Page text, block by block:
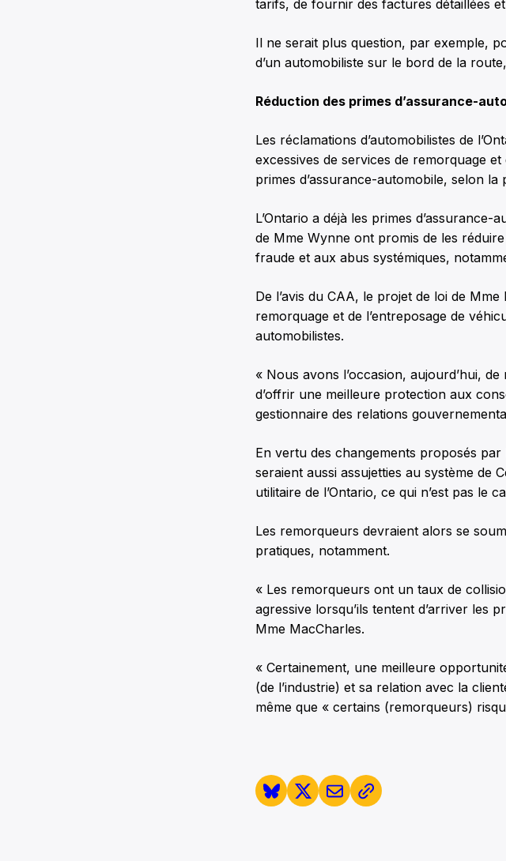
tarifs, de fournir des factures détaillées
Il ne serait plus question, par exemple,
d’un automobiliste sur le bord de la
Réduction des primes d’assurance-
Les réclamations d’automobilistes de
excessives de services de remorquage
primes d’assurance-automobile, selon la
L’Ontario a déjà les primes
de Mme Wynne ont promis de les réduire
fraude et aux abus systémiques,
De l’avis du CAA, le projet de loi de
remorquage et de l’entreposage de
automobilistes.
« Nous avons l’occasion, aujourd’hui,
d’offrir une meilleure protection aux
gestionnaire des relations
En vertu des changements proposés
seraient aussi assujetties au système de
utilitaire de l’Ontario, ce qui n’est pas le
Les remorqueurs devraient alors se
pratiques, notamment.
« Les remorqueurs ont un taux de
agressive lorsqu’ils tentent d’arriver les
Mme MacCharles.
« Certainement, une meilleure
(de l’industrie) et sa relation avec la
même que « certains (remorqueurs)